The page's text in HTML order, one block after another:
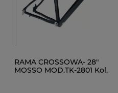
RAMA CROSSOWA- 28"
MOSSO MOD.TK-2801 Kol.